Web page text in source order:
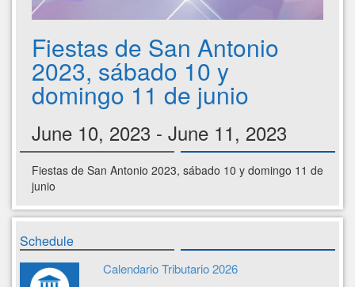
Fiestas de San Antonio
2023, sábado 10 y
domingo 11 de junio
June 10, 2023 - June 11, 2023
Fiestas de San Antonio 2023, sábado 10 y domingo 11 de
junio
Schedule
Calendario Tributario 2026